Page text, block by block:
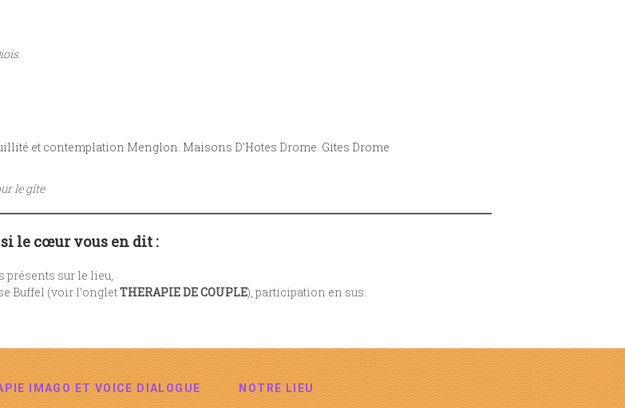
et contemplation Menglon. Maisons D’Hotes Drome. Gites Drome
le gîte
le cœur vous en dit :
présents sur le lieu,
Buffel (voir l’ongletTHERAPIE DE COUPLE), participation en sus.
IMAGO ET VOICE DIALOGUE NOTRE LIEU